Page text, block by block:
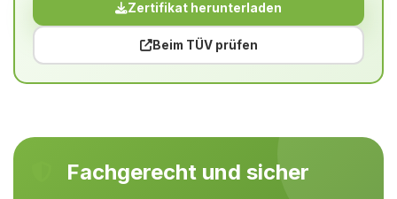
Zertifikat herunterladen
Beim TÜV prüfen
Fachgerecht und sicher